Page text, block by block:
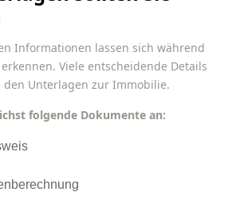
Informationen lassen sich während
Viele entscheidende Details
Unterlagen zur Immobilie.
folgende Dokumente an: